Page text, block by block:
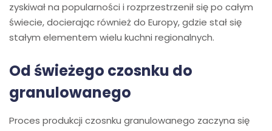
zyskiwał na popularności i rozprzestrzenił się po całym
świecie, docierając również do Europy, gdzie stał się
stałym elementem wielu kuchni regionalnych.
Od świeżego czosnku do
granulowanego
Proces produkcji czosnku granulowanego zaczyna się